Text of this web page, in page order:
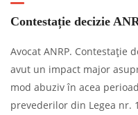
Contestație decizie
Avocat ANRP. Contestație
avut un impact major
mod abuziv în acea
prevederilor din Legea nr.